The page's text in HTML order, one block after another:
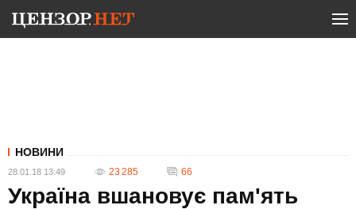
НОВИНИ
28.01.18 13:49 23 285 66
Україна вшановує пам'ять